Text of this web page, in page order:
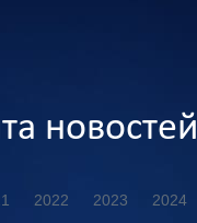
новостей
2022 2023 2024